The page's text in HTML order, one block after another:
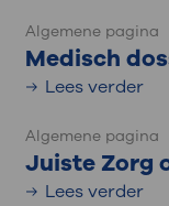
Algemene pagina
Medisch
Lees verder
Algemene pagina
Juiste Zorg
Lees verder